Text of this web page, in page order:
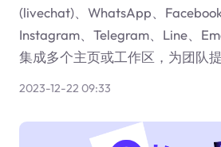
(livechat)、WhatsApp、Facebook
Instagram、Telegram、Line、
集成多个主页或工作区，为团队提
2023-12-22 09:33